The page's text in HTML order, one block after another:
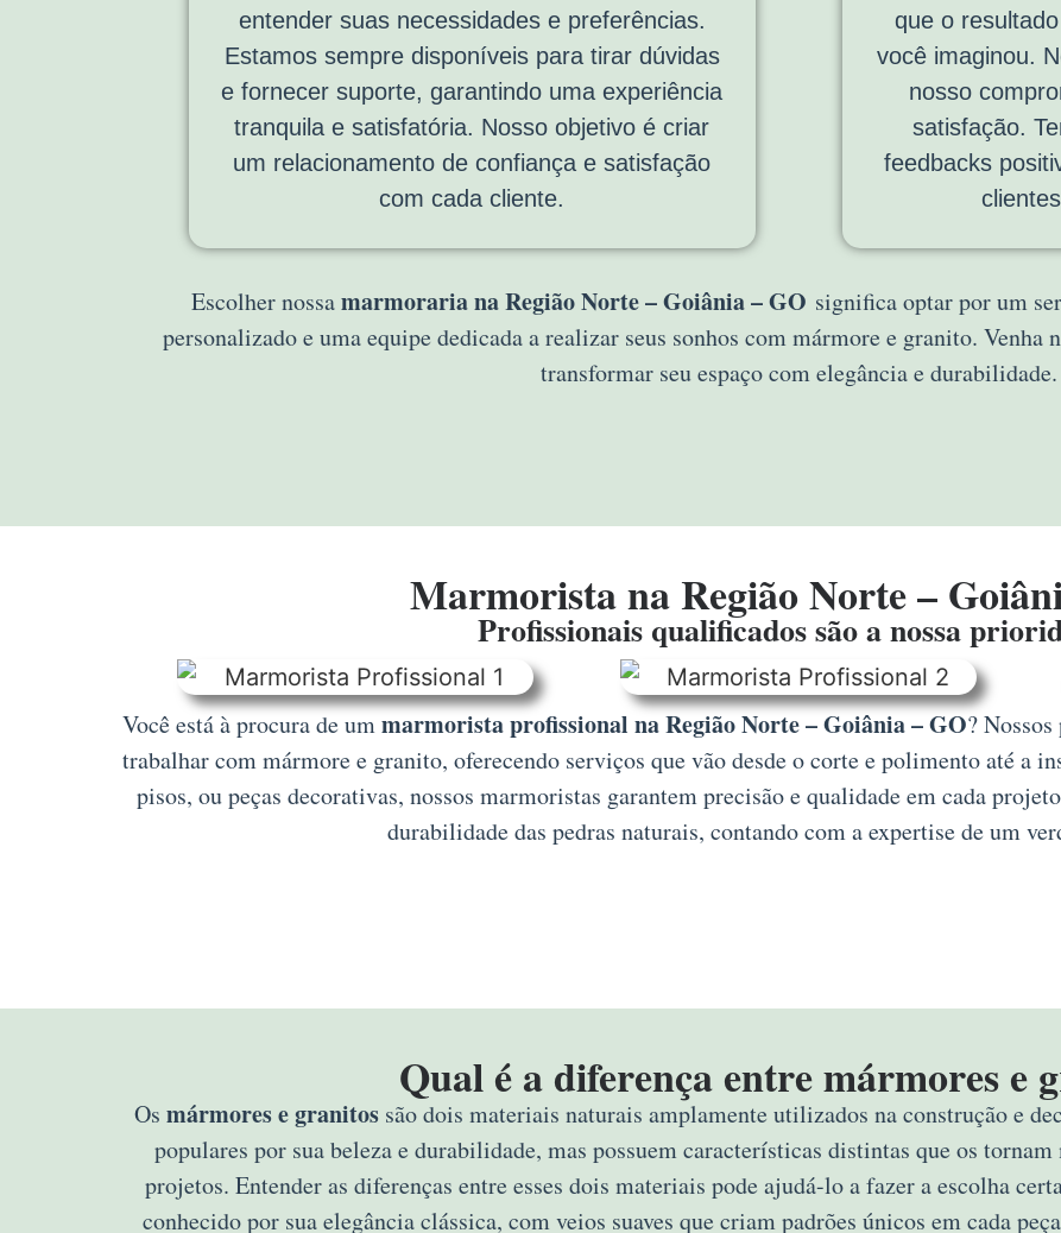
entender suas necessidades e preferências.
Estamos sempre disponíveis para tirar dúvidas
e fornecer suporte, garantindo uma experiência
tranquila e satisfatória. Nosso objetivo é criar
um relacionamento de confiança e satisfação
com cada cliente.
que o
você imaginou.
nosso
satisfação.
feedbacks
Escolher nossamarmoraria na Região Norte – Goiânia – GO significa optar por um
personalizado e uma equipe dedicada a realizar seus sonhos com mármore e granito. Venha
transformar seu espaço com elegância e durabilidade.
Marmorista na Região Norte –
Profissionais qualificados são a nossa
Você está à procura de ummarmorista profissional na Região Norte – Goiânia – GO?
trabalhar com mármore e granito, oferecendo serviços que vão desde o corte e polimento até a
pisos, ou peças decorativas, nossos marmoristas garantem precisão e qualidade em cada
durabilidade das pedras naturais, contando com a expertise de um
Qual é a diferença entre mármores e
Os mármores e granitossão dois materiais naturais amplamente utilizados na construção e
populares por sua beleza e durabilidade, mas possuem características distintas que os
projetos. Entender as diferenças entre esses dois materiais pode ajudá-lo a fazer a escolha
conhecido por sua elegância clássica, com veios suaves que criam padrões únicos em cada